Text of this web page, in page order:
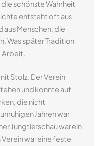
schönste Wahrheit
entsteht oft aus
aus Menschen, die
Was später Tradition
Arbeit.
Stolz. Der Verein
und konnte auf
die nicht
Jahren war
Jungtierschau war ein
war eine feste